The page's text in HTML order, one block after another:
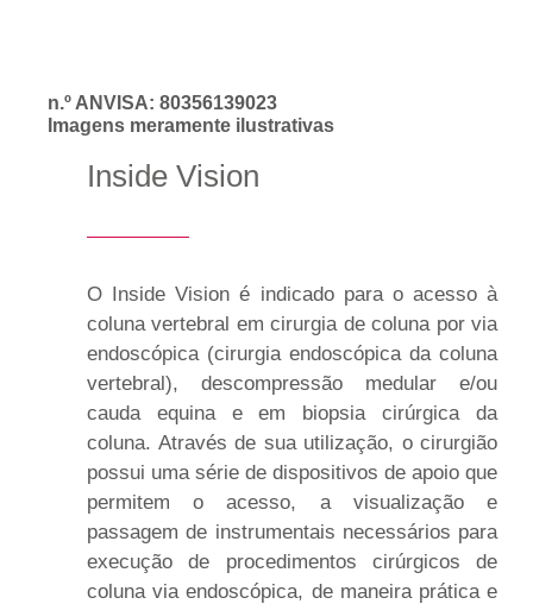
n.º ANVISA: 80356139023
Imagens meramente ilustrativas
Inside Vision
O Inside Vision é indicado para o acesso à
coluna vertebral em cirurgia de coluna por via
endoscópica (cirurgia endoscópica da coluna
vertebral), descompressão medular e/ou
cauda equina e em biopsia cirúrgica da
coluna. Através de sua utilização, o cirurgião
possui uma série de dispositivos de apoio que
permitem o acesso, a visualização e
passagem de instrumentais necessários para
execução de procedimentos cirúrgicos de
coluna via endoscópica, de maneira prática e